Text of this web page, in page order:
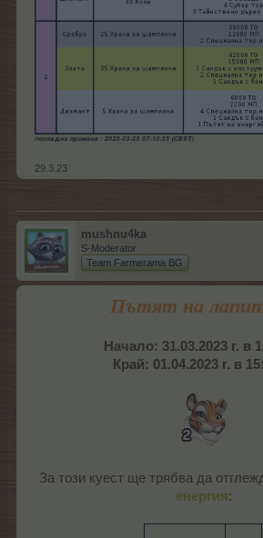
29.3.23
mushnu4ka
S-Moderator
Team Farmerama BG
Пътят на
Начало: 31.03.2023 г. в
Край: 01.04.2023 г. в
За този куест ще трябва да
енергия:​